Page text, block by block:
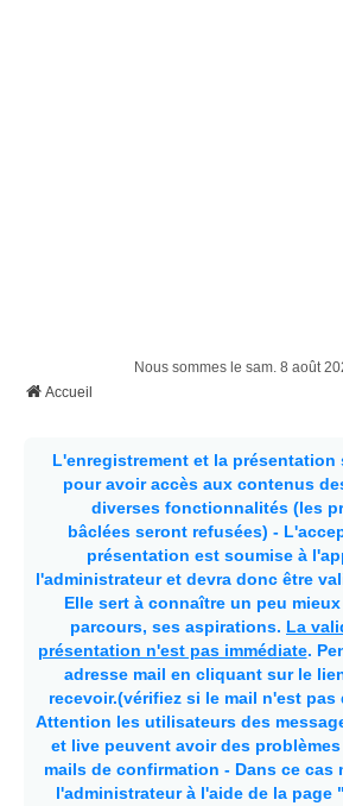
Nous sommes le sam. 8 août
Accueil
L'enregistrement et la
pour avoir accès aux contenus
diverses fonctionnalités (les
bâclées seront refusées) -
présentation est soumise à
l'administrateur et devra donc être
Elle sert à connaître un peu
parcours, ses aspirations. La
présentation n'est pas immédiate.
adresse mail en cliquant sur le
recevoir.(vérifiez si le mail n'est pas
Attention les utilisateurs des
et live peuvent avoir des
mails de confirmation - Dans ce cas
l'administrateur à l'aide de la